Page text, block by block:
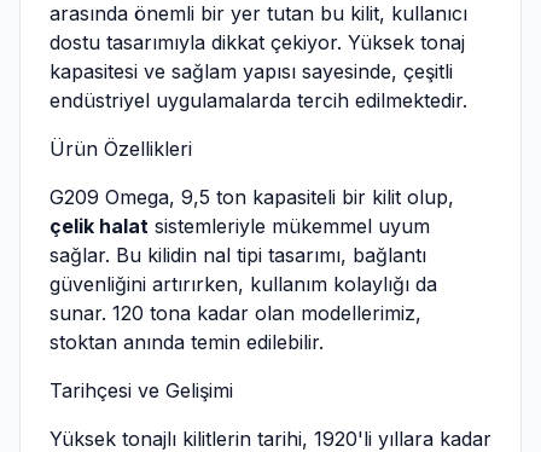
arasında önemli bir yer tutan bu kilit, kullanıcı
dostu tasarımıyla dikkat çekiyor. Yüksek tonaj
kapasitesi ve sağlam yapısı sayesinde, çeşitli
endüstriyel uygulamalarda tercih edilmektedir.
Ürün Özellikleri
G209 Omega, 9,5 ton kapasiteli bir kilit olup,
çelik halat sistemleriyle mükemmel uyum
sağlar. Bu kilidin nal tipi tasarımı, bağlantı
güvenliğini artırırken, kullanım kolaylığı da
sunar. 120 tona kadar olan modellerimiz,
stoktan anında temin edilebilir.
Tarihçesi ve Gelişimi
Yüksek tonajlı kilitlerin tarihi, 1920'li yıllara kadar